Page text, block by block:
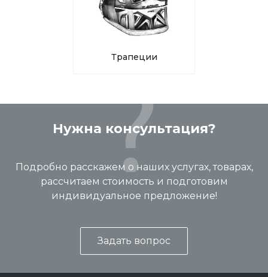
Трапеции
Нужна консультация?
Подробно расскажем о наших услугах, товарах,
рассчитаем стоимость и подготовим
индивидуальное предложение!
Задать вопрос